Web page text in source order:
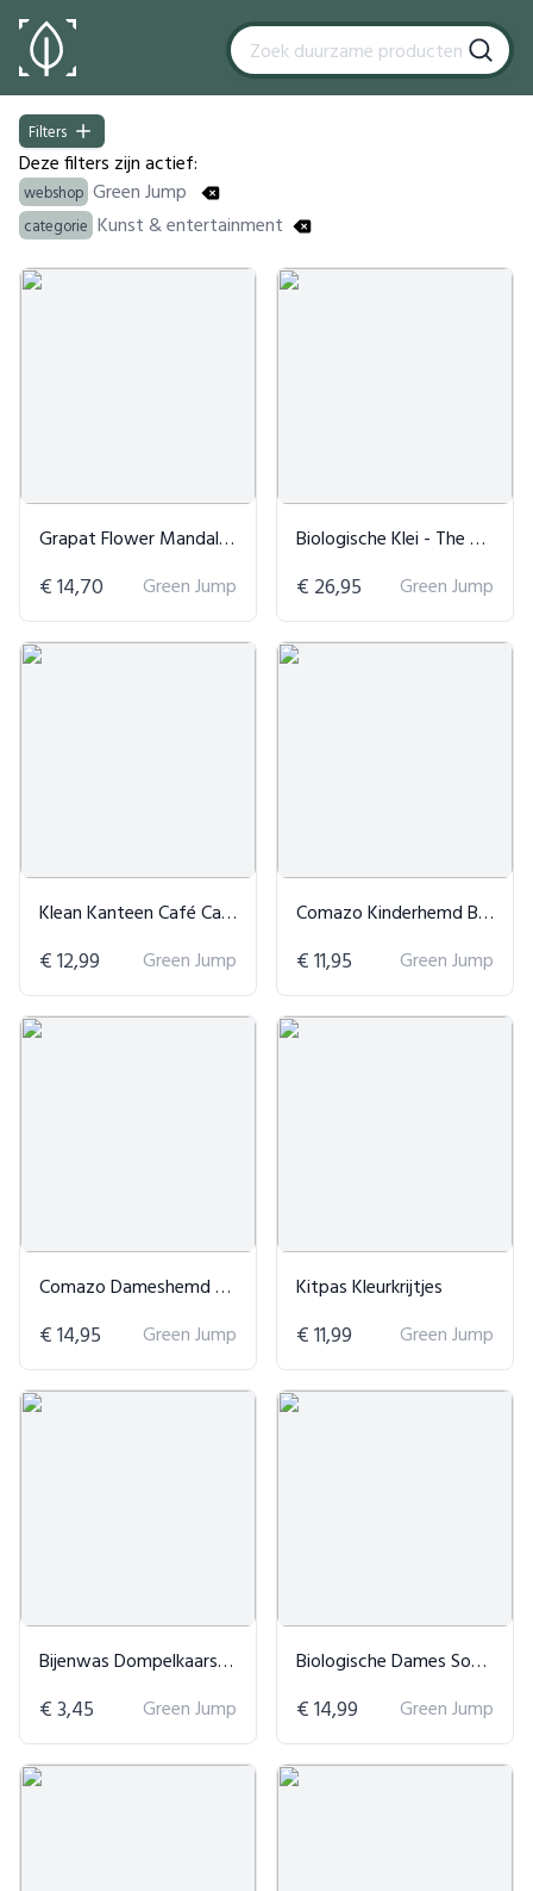
Filters
Filters
Deze filters zijn actief:
webshop Green Jump
categorie Kunst & entertainment
Products
Grapat Flower Mandala Houten - Roze
€ 14,70 Green Jump
Biologische Klei - The Wild Hearts
€ 26,95 Green Jump
Klean Kanteen Café Cap - TKWide
€ 12,99 Green Jump
Comazo Kinderhemd Bio Katoen
€ 11,95 Green Jump
Comazo Dameshemd Bio Katoen
€ 14,95 Green Jump
Kitpas Kleurkrijtjes
€ 11,99 Green Jump
Bijenwas Dompelkaarsen - Set van 2
€ 3,45 Green Jump
Biologische Dames Sokken
€ 14,99 Green Jump